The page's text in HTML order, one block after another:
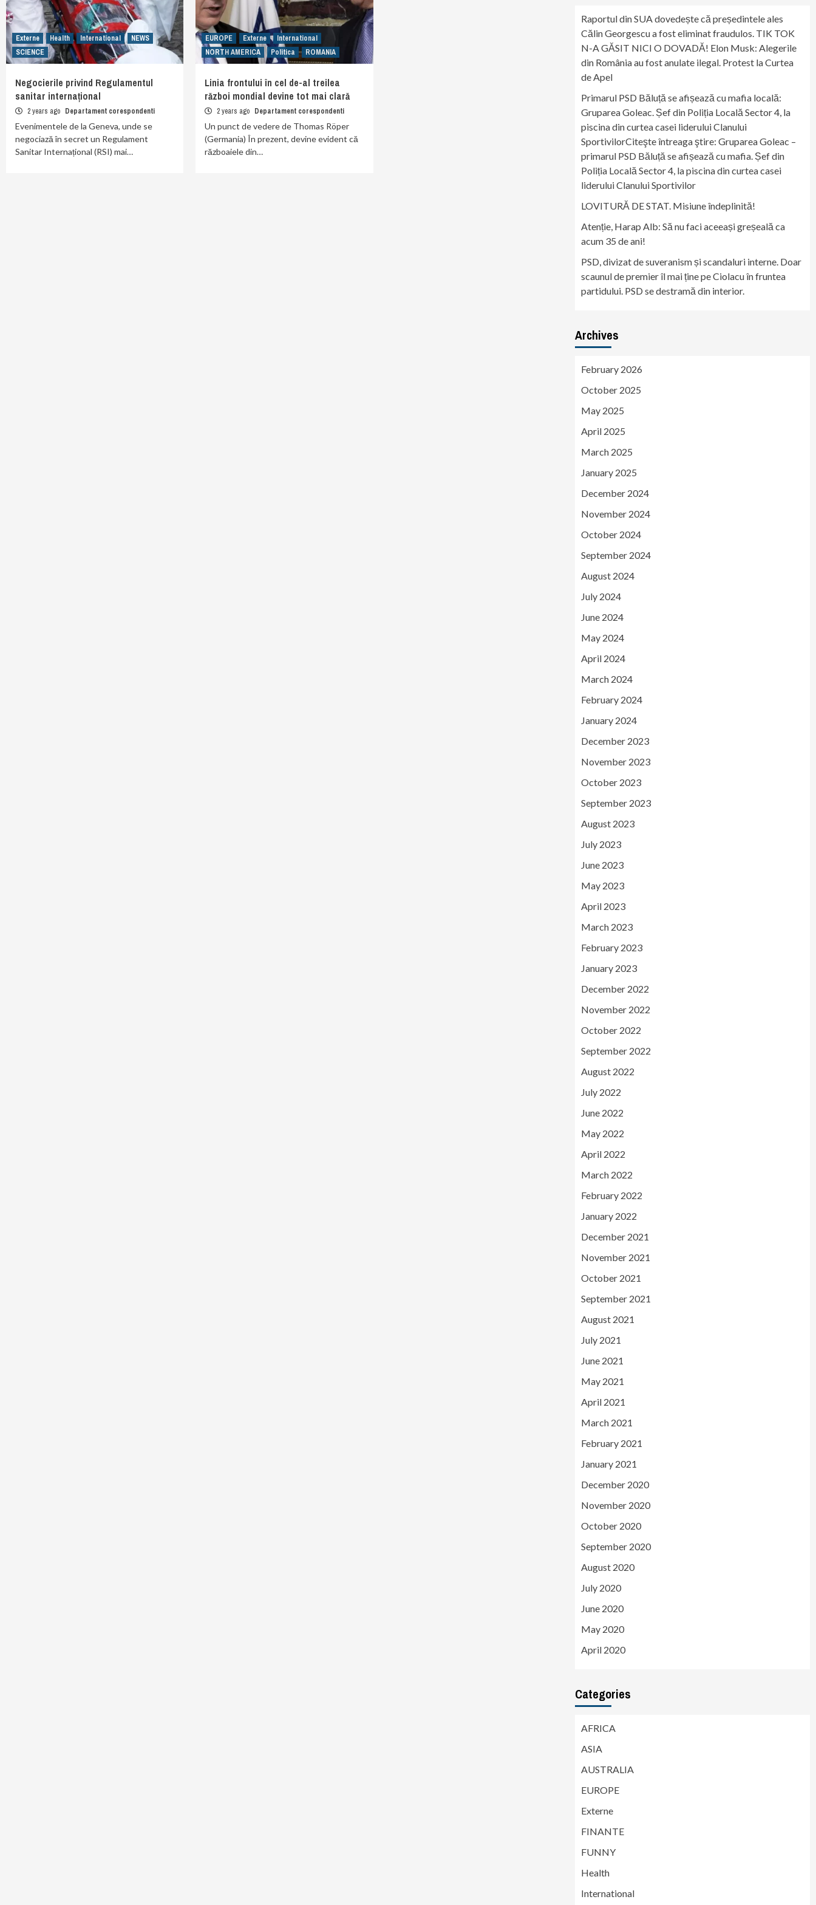
Externe Health International
NEWS
SCIENCE
Negocierile privind Regulamentul
sanitar internațional
2 years ago Departament corespondenti
Evenimentele de la Geneva, unde se
negociază în secret un Regulament
Sanitar Internațional (RSI) mai…
EUROPE Externe
International
NORTH AMERICA
Politica ROMANIA
Linia frontului în cel de-al treilea
război mondial devine tot mai clară
2 years ago Departament corespondenti
Un punct de vedere de Thomas Röper
(Germania) În prezent, devine evident că
războaiele din…
Raportul din SUA dovedește că președintele ales
Călin Georgescu a fost eliminat fraudulos. TIK TOK
N-A GĂSIT NICI O DOVADĂ! Elon Musk: Alegerile
din România au fost anulate ilegal. Protest la Curtea
de Apel
Primarul PSD Băluță se afișează cu mafia locală:
Gruparea Goleac. Șef din Poliția Locală Sector 4, la
piscina din curtea casei liderului Clanului
SportivilorCiteşte întreaga ştire: Gruparea Goleac –
primarul PSD Băluță se afișează cu mafia. Șef din
Poliția Locală Sector 4, la piscina din curtea casei
liderului Clanului Sportivilor
LOVITURĂ DE STAT. Misiune îndeplinită!
Atenție, Harap Alb: Să nu faci aceeași greșeală ca
acum 35 de ani!
PSD, divizat de suveranism și scandaluri interne. Doar
scaunul de premier îl mai ține pe Ciolacu în fruntea
partidului. PSD se destramă din interior.
Archives
February 2026
October 2025
May 2025
April 2025
March 2025
January 2025
December 2024
November 2024
October 2024
September 2024
August 2024
July 2024
June 2024
May 2024
April 2024
March 2024
February 2024
January 2024
December 2023
November 2023
October 2023
September 2023
August 2023
July 2023
June 2023
May 2023
April 2023
March 2023
February 2023
January 2023
December 2022
November 2022
October 2022
September 2022
August 2022
July 2022
June 2022
May 2022
April 2022
March 2022
February 2022
January 2022
December 2021
November 2021
October 2021
September 2021
August 2021
July 2021
June 2021
May 2021
April 2021
March 2021
February 2021
January 2021
December 2020
November 2020
October 2020
September 2020
August 2020
July 2020
June 2020
May 2020
April 2020
Categories
AFRICA
ASIA
AUSTRALIA
EUROPE
Externe
FINANTE
FUNNY
Health
International